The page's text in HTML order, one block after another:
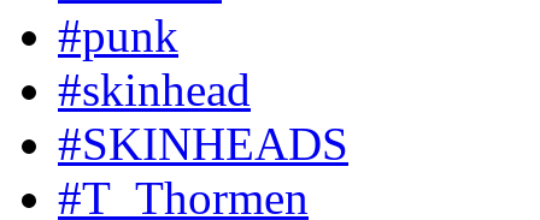
#punk
#skinhead
#SKINHEADS
#T_Thormen